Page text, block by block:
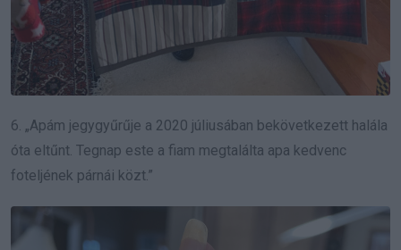
6. „Apám jegygyűrűje a 2020 júliusában bekövetkezett halála
óta eltűnt. Tegnap este a fiam megtalálta apa kedvenc
foteljének párnái közt.”